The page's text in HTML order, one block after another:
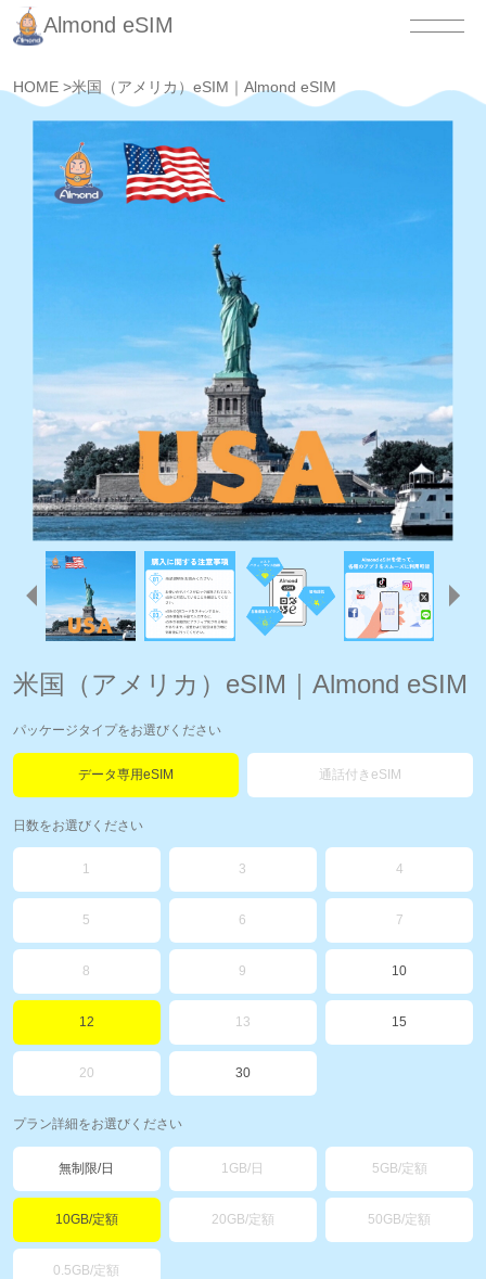
Almond eSIM
HOME >米国（アメリカ）eSIM｜Almond eSIM
米国（アメリカ）eSIM｜Almond eSIM
パッケージタイプをお選びください
データ専用eSIM 通話付きeSIM
日数をお選びください
1 3 4
5 6 7
8 9 10
12 13 15
20 30
プラン詳細をお選びください
無制限/日 1GB/日 5GB/定額
10GB/定額 20GB/定額 50GB/定額
0.5GB/定額